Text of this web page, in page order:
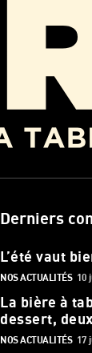
Derniers
L’été vaut
NOS ACTUALITÉS 10
La bière à
dessert,
NOS ACTUALITÉS 17